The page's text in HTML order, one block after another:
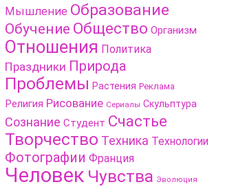
Мышление Образование
Обучение Общество Организм
Отношения Политика
Праздники Природа
Проблемы Растения Реклама
Религия Рисование Сериалы Скульптура
Сознание Студент Счастье
Творчество Техника Технологии
Фотографии Франция
Человек Чувства Эволюция